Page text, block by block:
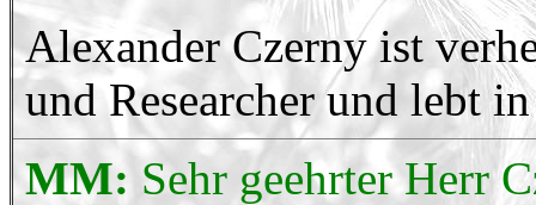
Alexander Czerny ist
und Researcher und lebt
MM: Sehr geehrter Herr